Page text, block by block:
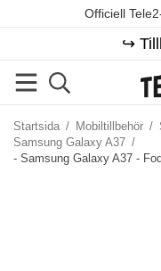
Officiell
↪️
Startsida / Mobiltillbehör /
Samsung Galaxy A37 /
- Samsung Galaxy A37 -